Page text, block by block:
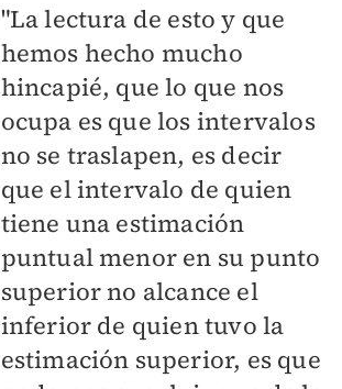
"La lectura de esto y que
hemos hecho mucho
hincapié, que lo que nos
ocupa es que los intervalos
no se traslapen, es decir
que el intervalo de quien
tiene una estimación
puntual menor en su punto
superior no alcance el
inferior de quien tuvo la
estimación superior, es que